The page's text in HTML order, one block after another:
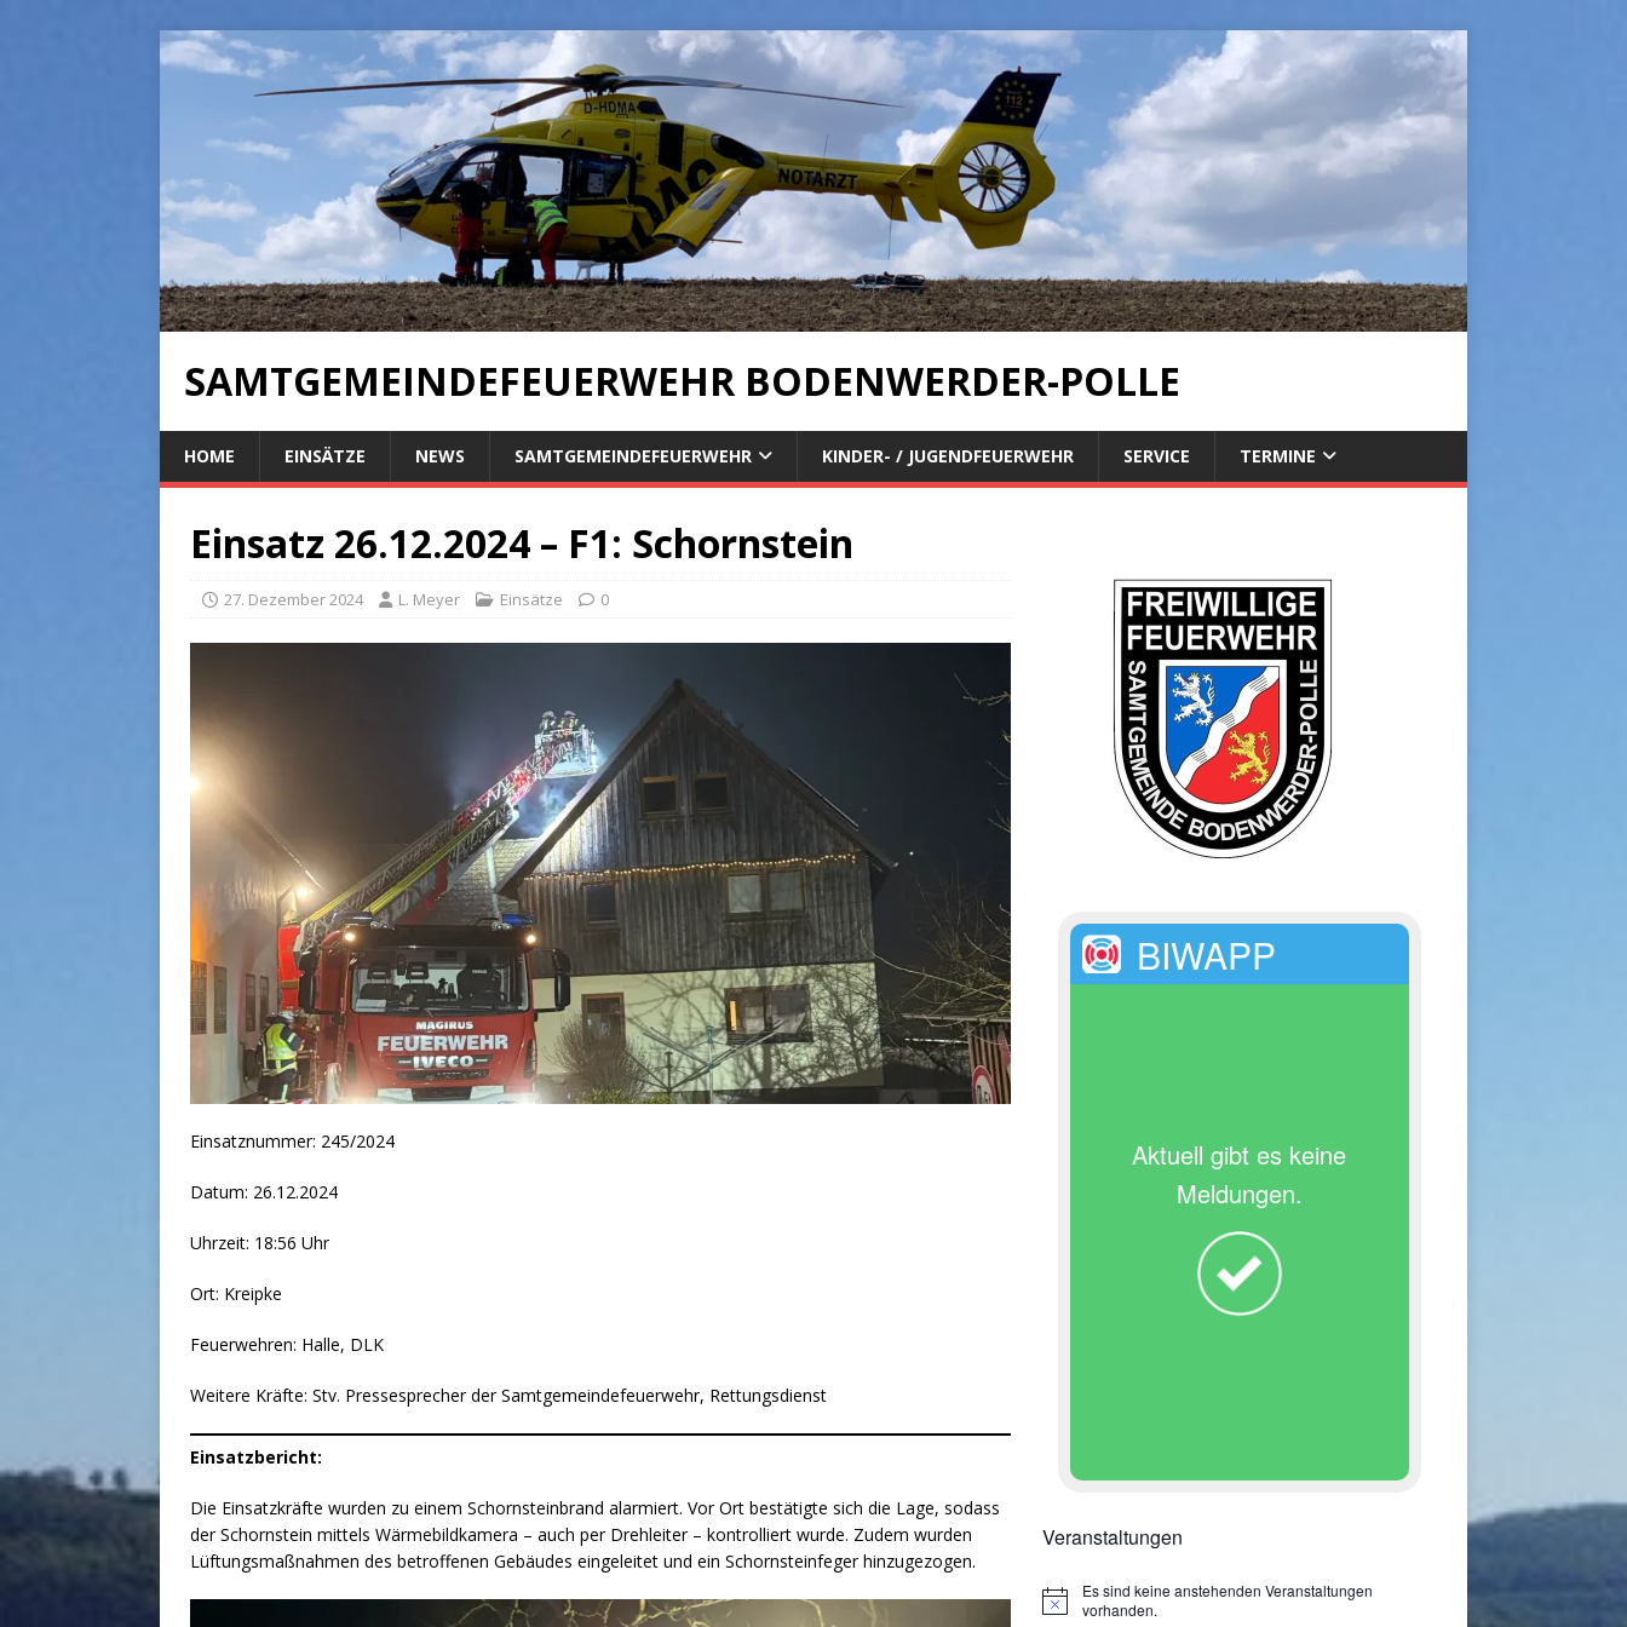
SAMTGEMEINDEFEUERWEHR BODENWERDER-POLLE
HOME EINSÄTZE NEWS SAMTGEMEINDEFEUERWEHR KINDER- / JUGENDFEUERWEHR SERVICE TERMINE
Einsatz 26.12.2024 – F1: Schornstein
27. Dezember 2024 L. Meyer Einsätze 0
Einsatznummer: 245/2024
Datum: 26.12.2024
Uhrzeit: 18:56 Uhr
Ort: Kreipke
Feuerwehren: Halle, DLK
Weitere Kräfte: Stv. Pressesprecher der Samtgemeindefeuerwehr, Rettungsdienst
Einsatzbericht:
Die Einsatzkräfte wurden zu einem Schornsteinbrand alarmiert. Vor Ort bestätigte sich die Lage, sodass
der Schornstein mittels Wärmebildkamera – auch per Drehleiter – kontrolliert wurde. Zudem wurden
Lüftungsmaßnahmen des betroffenen Gebäudes eingeleitet und ein Schornsteinfeger hinzugezogen.
BIWAPP
Aktuell gibt es keine
Meldungen.
Veranstaltungen
H
Es sind keine anstehenden Veranstaltungen
vorhanden.